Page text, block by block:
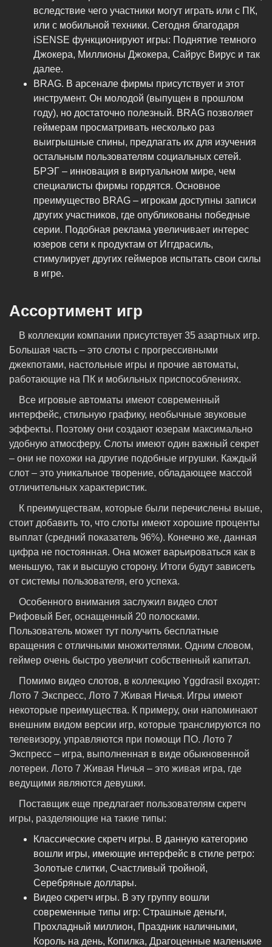
вследствие чего участники могут играть или с ПК,
или с мобильной техники. Сегодня благодаря
iSENSE функционируют игры: Поднятие темного
Джокера, Миллионы Джокера, Сайрус Вирус и так
далее.
BRAG. В арсенале фирмы присутствует и этот
инструмент. Он молодой (выпущен в прошлом
году), но достаточно полезный. BRAG позволяет
геймерам просматривать несколько раз
выигрышные спины, предлагать их для изучения
остальным пользователям социальных сетей.
БРЭГ – инновация в виртуальном мире, чем
специалисты фирмы гордятся. Основное
преимущество BRAG – игрокам доступны записи
других участников, где опубликованы победные
серии. Подобная реклама увеличивает интерес
юзеров сети к продуктам от Иггдрасиль,
стимулирует других геймеров испытать свои силы
в игре.
Ассортимент игр
В коллекции компании присутствует 35 азартных игр.
Большая часть – это слоты с прогрессивными
джекпотами, настольные игры и прочие автоматы,
работающие на ПК и мобильных приспособлениях.
Все игровые автоматы имеют современный
интерфейс, стильную графику, необычные звуковые
эффекты. Поэтому они создают юзерам максимально
удобную атмосферу. Слоты имеют один важный секрет
– они не похожи на другие подобные игрушки. Каждый
слот – это уникальное творение, обладающее массой
отличительных характеристик.
К преимуществам, которые были перечислены выше,
стоит добавить то, что слоты имеют хорошие проценты
выплат (средний показатель 96%). Конечно же, данная
цифра не постоянная. Она может варьироваться как в
меньшую, так и высшую сторону. Итоги будут зависеть
от системы пользователя, его успеха.
Особенного внимания заслужил видео слот
Рифовый Бег, оснащенный 20 полосками.
Пользователь может тут получить бесплатные
вращения с отличными множителями. Одним словом,
геймер очень быстро увеличит собственный капитал.
Помимо видео слотов, в коллекцию Yggdrasil входят:
Лото 7 Экспресс, Лото 7 Живая Ничья. Игры имеют
некоторые преимущества. К примеру, они напоминают
внешним видом версии игр, которые транслируются по
телевизору, управляются при помощи ПО. Лото 7
Экспресс – игра, выполненная в виде обыкновенной
лотереи. Лото 7 Живая Ничья – это живая игра, где
ведущими являются девушки.
Поставщик еще предлагает пользователям скретч
игры, разделяющие на такие типы:
Классические скретч игры. В данную категорию
вошли игры, имеющие интерфейс в стиле ретро:
Золотые слитки, Счастливый тройной,
Серебряные доллары.
Видео скретч игры. В эту группу вошли
современные типы игр: Страшные деньги,
Прохладный миллион, Праздник наличными,
Король на день, Копилка, Драгоценные маленькие